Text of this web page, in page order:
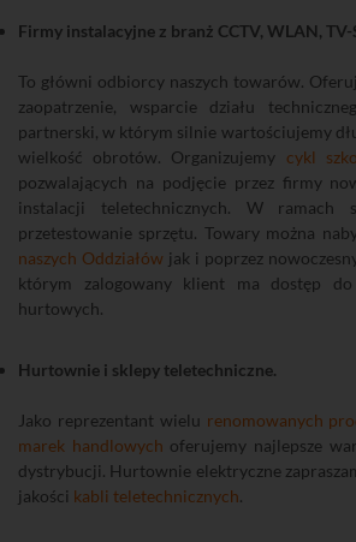
Firmy instalacyjne z branż CCTV, WLAN, TV-
To główni odbiorcy naszych towarów.
zaopatrzenie, wsparcie działu
partnerski, w którym silnie wartościujemy
wielkość obrotów. Organizujemy cykl
pozwalających na podjęcie przez firmy
instalacji teletechnicznych. W ramach
przetestowanie sprzętu. Towary można
naszych Oddziałów jak i poprzez
którym zalogowany klient ma dostęp
hurtowych.
Hurtownie i sklepy teletechniczne.
Jako reprezentant wielu renomowanych
marek handlowych oferujemy najlepsze
dystrybucji. Hurtownie elektryczne
jakości kabli teletechnicznych.